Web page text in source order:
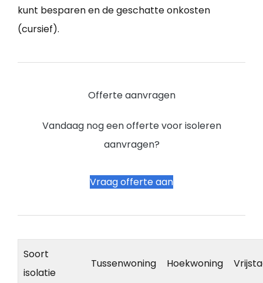
kunt besparen en de geschatte onkosten
(cursief).
Offerte aanvragen
Vandaag nog een offerte voor isoleren
aanvragen?
Vraag offerte aan
Soort
isolatie
Tussenwoning Hoekwoning